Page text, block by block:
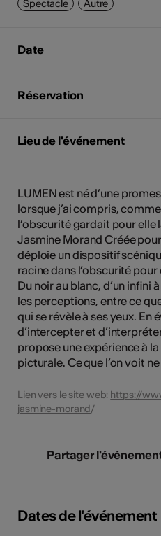
Spectacle Autre
Date
Réservation
Lieu de l'événement
LUMEN est né d’une
lorsque j’ai compris,
l’obscurité gardait pour
Jasmine Morand Créée
déploie un dispositif
racine dans l’obscurité
Du noir au blanc, d’un infini
les perceptions, entre ce
qui se révèle à ses yeux. En
d’intercepter et
propose une expérience à
picturale. Ce que l’on voit
Lien vers le site web: https://
jasmine-morand/
Partager
Dates de l'événement